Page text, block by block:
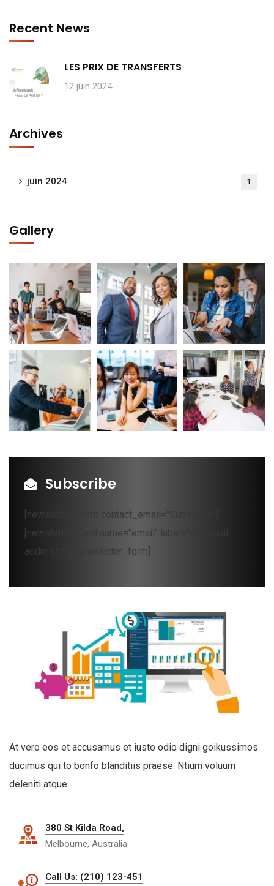
Recent News
LES PRIX DE TRANSFERTS
12 juin 2024
Archives
juin 2024 1
Gallery
Subscribe
[newsletter_form contact_email="Subscribe"]
[newsletter_field name="email" label="Your mail
address*"][/newsletter_form]
At vero eos et accusamus et iusto odio digni goikussimos
ducimus qui to bonfo blanditiis praese. Ntium voluum
deleniti atque.
380 St Kilda Road,
Melbourne, Australia
Call Us: (210) 123-451